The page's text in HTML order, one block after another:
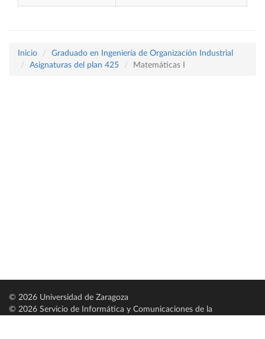
Inicio
Graduado en Ingeniería de Organización Industrial
Asignaturas del plan 425
Matemáticas I
© 2026 Universidad de Zaragoza
© 2026 Servicio de Informática y Comunicaciones de la